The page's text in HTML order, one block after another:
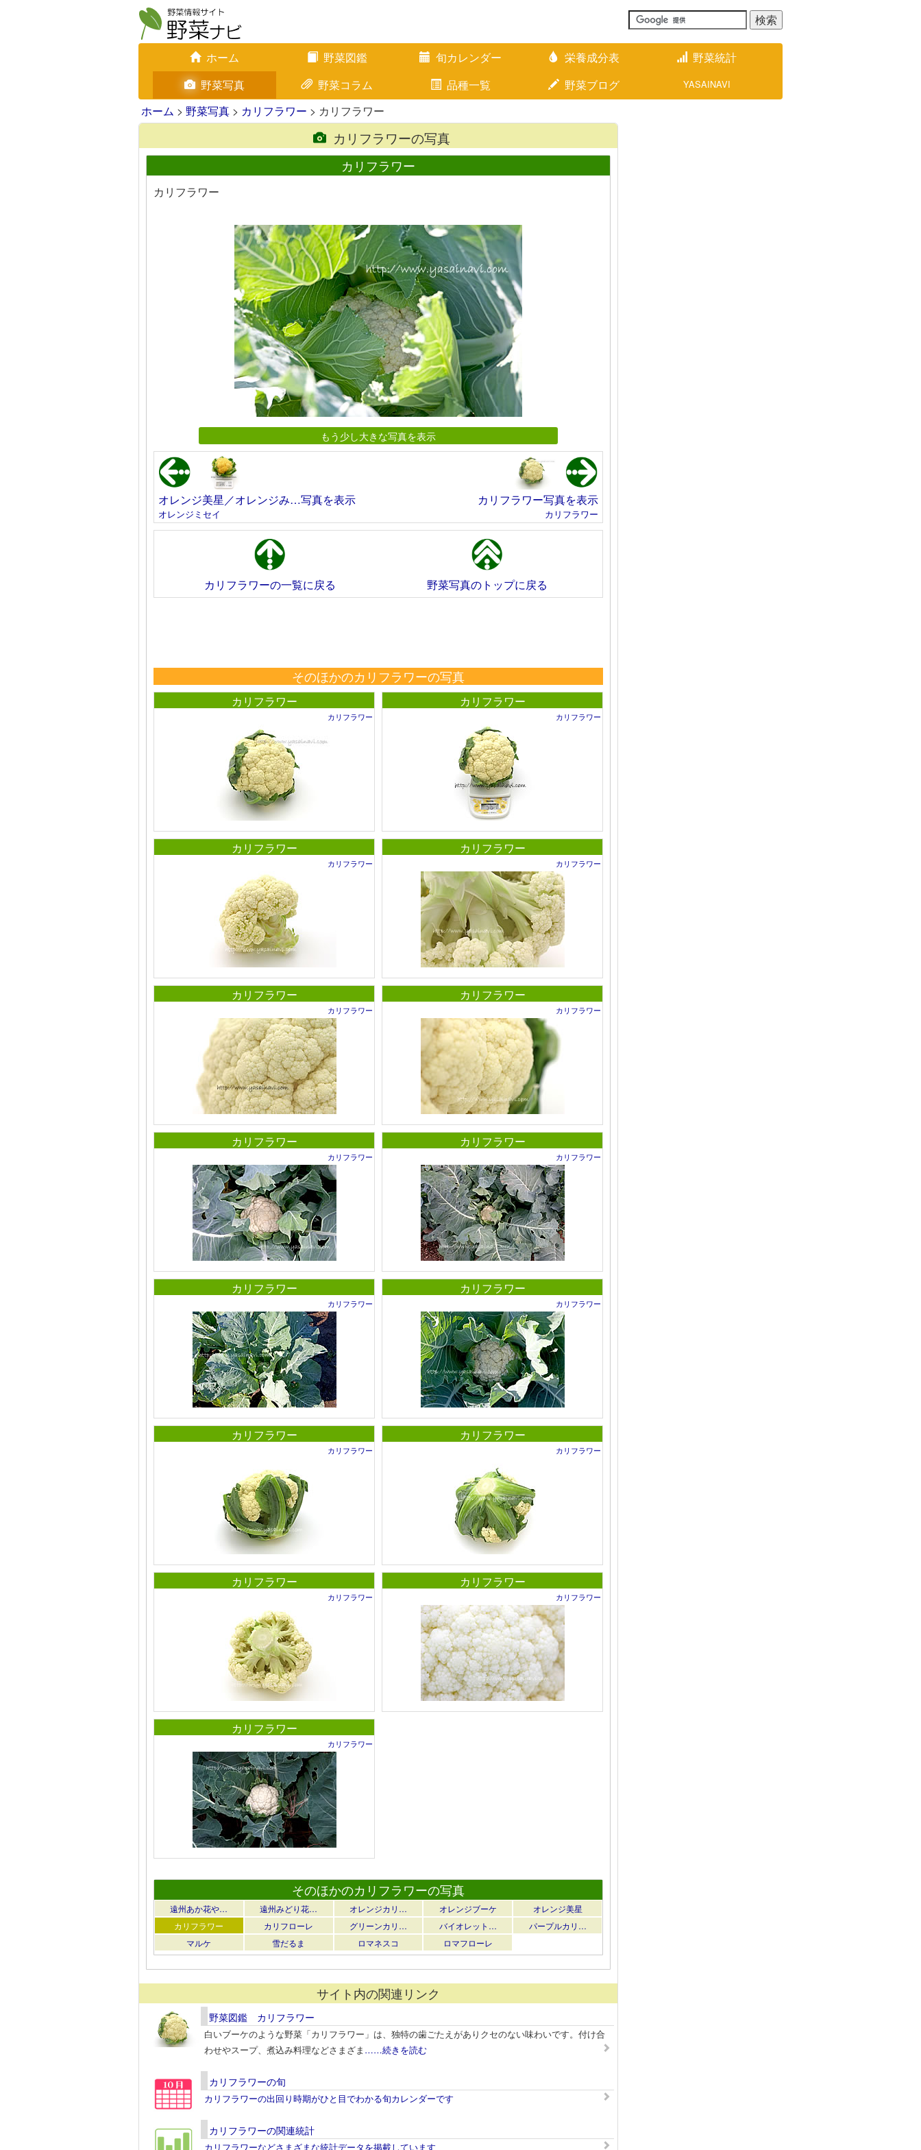
ホーム 野菜図鑑 旬カレンダー 栄養成分表
野菜統計
野菜写真
野菜コラム 品種一覧 野菜ブログ YASAINAVI
ホーム > 野菜写真 > カリフラワー > カリフラワー
カリフラワーの写真
カリフラワー
カリフラワー
もう少し大きな写真を表示
オレンジ美星／オレンジみ…写真を表示
オレンジミセイ
カリフラワー写真を表示
カリフラワー
カリフラワーの一覧に戻る 野菜写真のトップに戻る
そのほかのカリフラワーの写真
カリフラワー
カリフラワー
カリフラワー
カリフラワー
カリフラワー
カリフラワー
カリフラワー
カリフラワー
カリフラワー
カリフラワー
カリフラワー
カリフラワー
カリフラワー
カリフラワー
カリフラワー
カリフラワー
カリフラワー
カリフラワー
カリフラワー
カリフラワー
カリフラワー
カリフラワー
カリフラワー
カリフラワー
カリフラワー
カリフラワー
カリフラワー
カリフラワー
カリフラワー
カリフラワー
そのほかのカリフラワーの写真
遠州あか花や… 遠州みどり花… オレンジカリ… オレンジブーケ
オレンジ美星
カリフラワー
カリフローレ グリーンカリ… バイオレット…
パープルカリ…
マルケ
雪だるま ロマネスコ ロマフローレ
サイト内の関連リンク
野菜図鑑 カリフラワー
白いブーケのような野菜「カリフラワー」は、独特の歯ごたえがありクセのない味わいです。付け合
わせやスープ、煮込み料理などさまざま ……続きを読む
カリフラワーの旬
カリフラワーの出回り時期がひと目でわかる旬カレンダーです
カリフラワーの関連統計
カリフラワーなどさまざまな統計データを掲載しています